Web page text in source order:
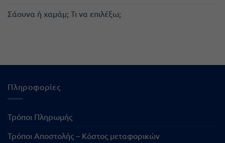
Σάουνα ή χαμάμ; Τι να επιλέξω;
Πληροφορίες
Τρόποι Πληρωμής
Τρόποι Αποστολής – Κόστος μεταφορικών